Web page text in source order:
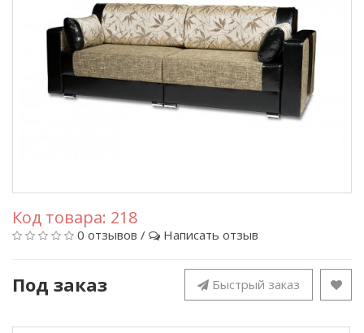
Код товара: 218
0 отзывов / Написать отзыв
Под заказ Быстрый заказ